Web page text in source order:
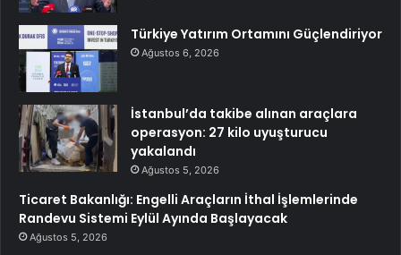
Türkiye Yatırım Ortamını Güçlendiriyor
Ağustos 6, 2026
İstanbul’da takibe alınan araçlara
operasyon: 27 kilo uyuşturucu
yakalandı
Ağustos 5, 2026
Ticaret Bakanlığı: Engelli Araçların İthal İşlemlerinde
Randevu Sistemi Eylül Ayında Başlayacak
Ağustos 5, 2026